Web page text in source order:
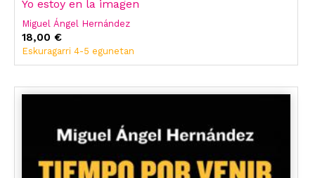
Yo estoy en la imagen
Miguel Ángel Hernández
18,00 €
Eskuragarri 4-5 egunetan